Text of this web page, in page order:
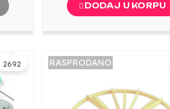
DODAJ U KORPU
2692 RASPRODANO